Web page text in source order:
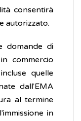
consentirà
autorizzato.
domande di
commercio
quelle
dall'EMA
al termine
in